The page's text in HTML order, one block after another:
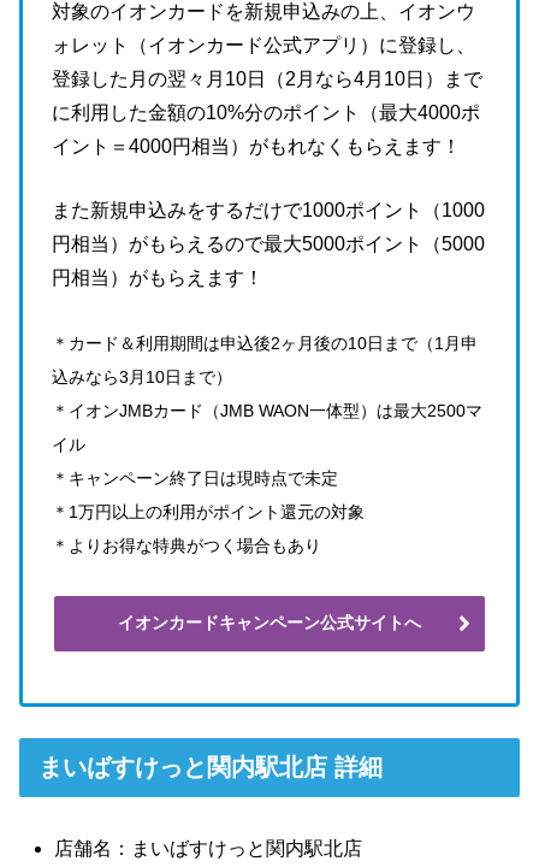
対象のイオンカードを新規申込みの上、イオンウ
ォレット（イオンカード公式アプリ）に登録し、
登録した月の翌々月10日（2月なら4月10日）まで
に利用した金額の10%分のポイント（最大4000ポ
イント＝4000円相当）がもれなくもらえます！
また新規申込みをするだけで1000ポイント（1000
円相当）がもらえるので最大5000ポイント（5000
円相当）がもらえます！
＊カード＆利用期間は申込後2ヶ月後の10日まで（1月申
込みなら3月10日まで）
＊イオンJMBカード（JMB WAON一体型）は最大2500マ
イル
＊キャンペーン終了日は現時点で未定
＊1万円以上の利用がポイント還元の対象
＊よりお得な特典がつく場合もあり
イオンカードキャンペーン公式サイトへ
まいばすけっと関内駅北店 詳細
店舗名：まいばすけっと関内駅北店